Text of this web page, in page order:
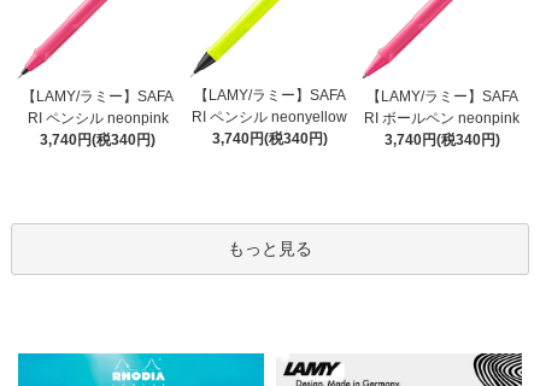
【LAMY/ラミー】SAFA
RI ペンシル neonpink
3,740円(税340円)
【LAMY/ラミー】SAFA
RI ペンシル neonyellow
3,740円(税340円)
【LAMY/ラミー】SAFA
RI ボールペン neonpink
3,740円(税340円)
もっと見る